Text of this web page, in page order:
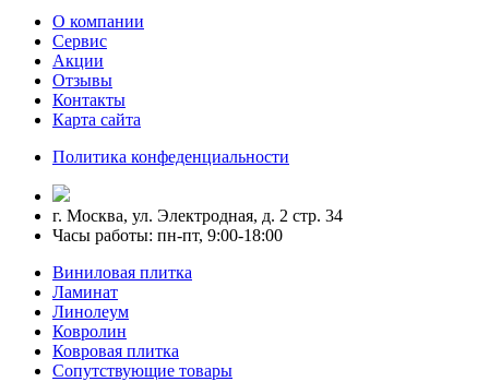
О компании
Сервис
Акции
Отзывы
Контакты
Карта сайта
Политика конфеденциальности
г. Москва, ул. Электродная, д. 2 стр. 34
Часы работы: пн-пт, 9:00-18:00
Виниловая плитка
Ламинат
Линолеум
Ковролин
Ковровая плитка
Сопутствующие товары